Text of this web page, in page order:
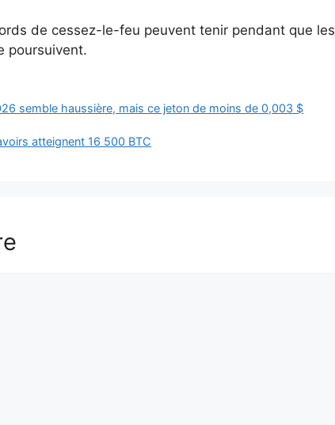
de cessez-le-feu peuvent tenir pendant que les
poursuivent.
semble haussière, mais ce jeton de moins de 0,003 $
atteignent 16 500 BTC